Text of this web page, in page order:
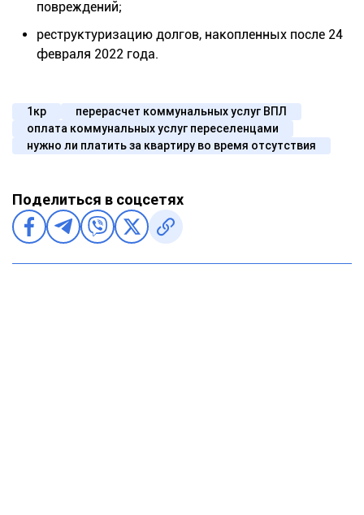
повреждений;
реструктуризацию долгов, накопленных после 24
февраля 2022 года.
1кр
перерасчет коммунальных услуг ВПЛ
оплата коммунальных услуг переселенцами
нужно ли платить за квартиру во время отсутствия
Поделиться в соцсетях